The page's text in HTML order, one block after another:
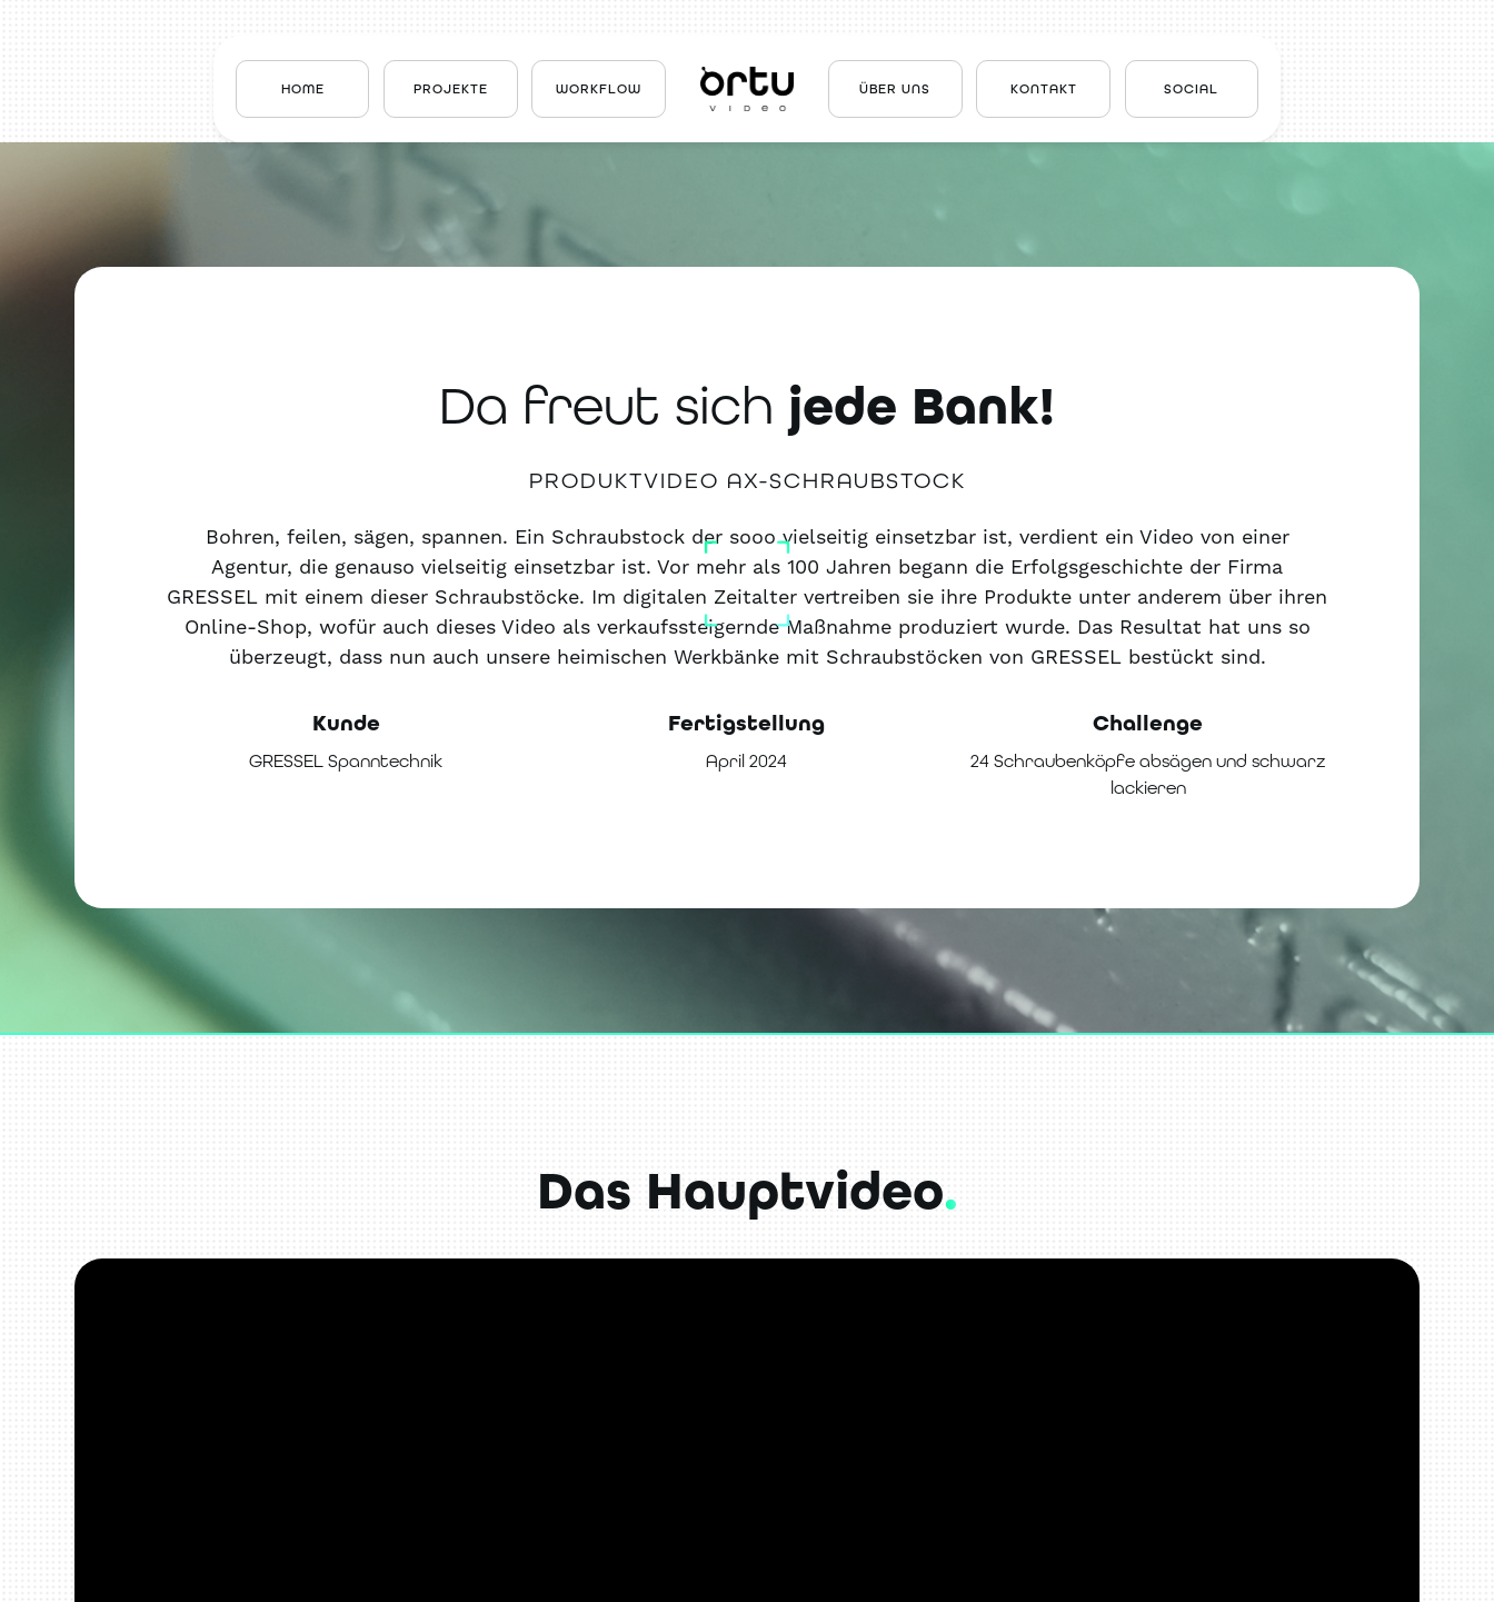
HOME PROJEKTE WORKFLOW ÜBER UNS KONTAKT SOCIAL
Da freut sich jede Bank!
PRODUKTVIDEO AX-SCHRAUBSTOCK
Bohren, feilen, sägen, spannen. Ein Schraubstock der sooo vielseitig einsetzbar ist, verdient ein Video von einer
Agentur, die genauso vielseitig einsetzbar ist. Vor mehr als 100 Jahren begann die Erfolgsgeschichte der Firma
GRESSEL mit einem dieser Schraubstöcke. Im digitalen Zeitalter vertreiben sie ihre Produkte unter anderem über ihren
Online-Shop, wofür auch dieses Video als verkaufssteigernde Maßnahme produziert wurde. Das Resultat hat uns so
überzeugt, dass nun auch unsere heimischen Werkbänke mit Schraubstöcken von GRESSEL bestückt sind.
Kunde
GRESSEL Spanntechnik
Fertigstellung
April 2024
Challenge
24 Schraubenköpfe absägen und schwarz
lackieren
Das Hauptvideo.